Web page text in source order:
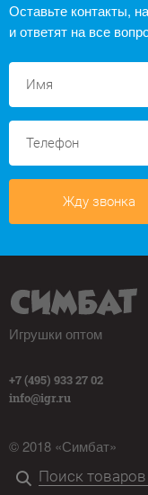
Оставьте контакты,
и ответят на все
Жду звонка
Игрушки оптом
+7 (495) 933 27 02
info@igr.ru
© 2018 «Симбат»